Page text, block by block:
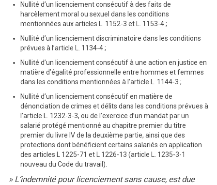
Nullité d’un licenciement consécutif à des faits de
harcèlement moral ou sexuel dans les conditions
mentionnées aux articles L. 1152-3 et L. 1153-4 ;
Nullité d’un licenciement discriminatoire dans les conditions
prévues à l’article L. 1134-4 ;
Nullité d’un licenciement consécutif à une action en justice en
matière d’égalité professionnelle entre hommes et femmes
dans les conditions mentionnées à l’article L. 1144-3 ;
Nullité d’un licenciement consécutif en matière de
dénonciation de crimes et délits dans les conditions prévues à
l’article L. 1232-3-3, ou de l’exercice d’un mandat par un
salarié protégé mentionné au chapitre premier du titre
premier du livre IV de la deuxième partie, ainsi que des
protections dont bénéficient certains salariés en application
des articles L 1225-71 et L 1226-13 (article L. 1235-3-1
nouveau du Code du travail).
» L’indemnité pour licenciement sans cause, est due